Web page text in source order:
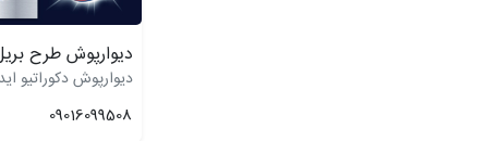
دیوارپوش طرح
دیوارپوش دکوراتیو
09016099508